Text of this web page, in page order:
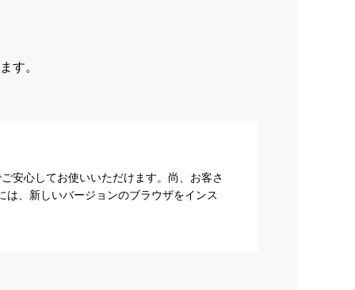
す。
安心してお使いいただけます。尚、お客さ
、新しいバージョンのブラウザをインス